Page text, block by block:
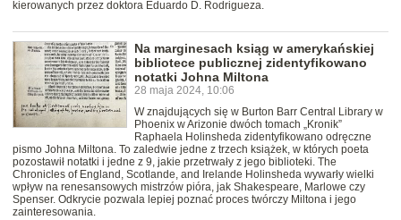
kierowanych przez doktora Eduardo D. Rodrigueza.
Na marginesach ksiąg w amerykańskiej
bibliotece publicznej zidentyfikowano
notatki Johna Miltona
28 maja 2024, 10:06
W znajdujących się w Burton Barr Central Library w
Phoenix w Arizonie dwóch tomach „Kronik”
Raphaela Holinsheda zidentyfikowano odręczne
pismo Johna Miltona. To zaledwie jedne z trzech książek, w których poeta
pozostawił notatki i jedne z 9, jakie przetrwały z jego biblioteki. The
Chronicles of England, Scotlande, and Irelande Holinsheda wywarły wielki
wpływ na renesansowych mistrzów pióra, jak Shakespeare, Marlowe czy
Spenser. Odkrycie pozwala lepiej poznać proces twórczy Miltona i jego
zainteresowania.